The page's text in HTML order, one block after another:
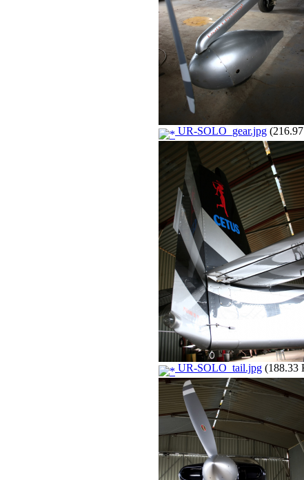
UR-SOLO_gear.jpg
UR-SOLO_tail.jpg (188.33